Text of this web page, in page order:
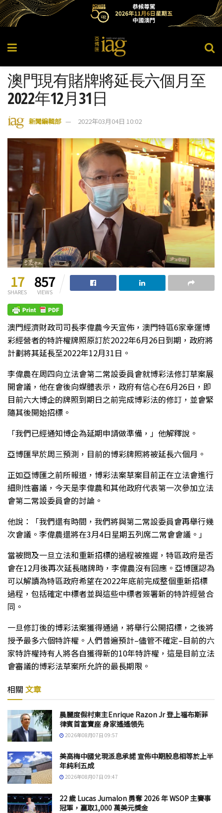
澳門現有賭牌將延長六個月至
2022年12月31日
新聞編輯部 2022年03月04日 10:02
17
SHARES
857
VIEWS
澳門經濟財政司司長李偉農今天宣佈，澳門特區6家幸運博
彩經營者的特許權牌照原訂於2022年6月26日到期，政府將
計劃將其延長至2022年12月31日。
李偉農在周四向立法會第二常設委員會就博彩法修訂草案展
開會議，他在會後向媒體表示，政府有信心在6月26日，即
目前六大博企的牌照到期日之前完成博彩法的修訂，並會緊
隨其後開始招標。
「我們已經通知博企為延期申請做準備，」他解釋說。
亞博匯早於周三預測，目前的博彩牌照將被延長六個月。
正如亞博匯之前所報道，博彩法案草案目前正在立法會進行
細則性審議，今天是李偉農和其他政府代表第一次參加立法
會第二常設委員會的討論。
他說：「我們還有時間，我們將與第二常設委員會再舉行幾
次會議。李偉農還將在3月4日星期五列席二常會會議。」
當被問及一旦立法和重新招標的過程被推遲，特區政府是否
會在12月後再次延長賭牌時，李偉農沒有回應。亞博匯認為
可以解讀為特區政府希望在2022年底前完成整個重新招標
過程，包括確定中標者並與這些中標者簽署新的特許經營合
同。
一旦修訂後的博彩法案獲得通過，將舉行公開招標，之後將
授予最多六個特許權。人們普遍預計–儘管不確定–目前的六
家特許權持有人將各自獲得新的10年特許權，這是目前立法
會審議的博彩法草案所允許的最長期限。
相關 文章
晨麗度假村東主Enrique Razon Jr 登上福布斯菲
律賓首富寶座 身家遙遙領先
2026年08月07日 09:57
美高梅中國兌現派息承諾 宣佈中期股息相等於上半
年純利五成
2026年08月07日 09:47
22 歲 Lucas Jumalon 勇奪 2026 年 WSOP 主賽事
冠軍，贏取1,000 萬美元獎金